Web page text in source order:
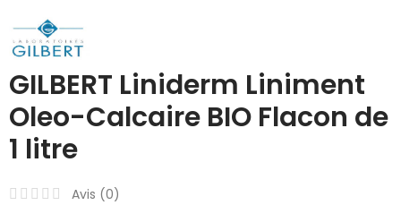
GILBERT Liniderm Liniment
Oleo-Calcaire BIO Flacon de
1 litre
Avis (0)